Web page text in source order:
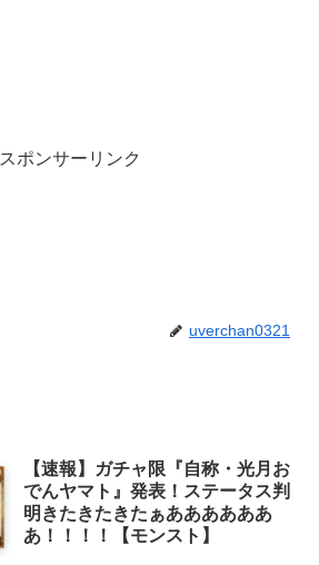
スポンサーリンク
uverchan0321
【速報】ガチャ限『自称・光月お
でんヤマト』発表！ステータス判
明きたきたきたぁああああああ
あ！！！！【モンスト】